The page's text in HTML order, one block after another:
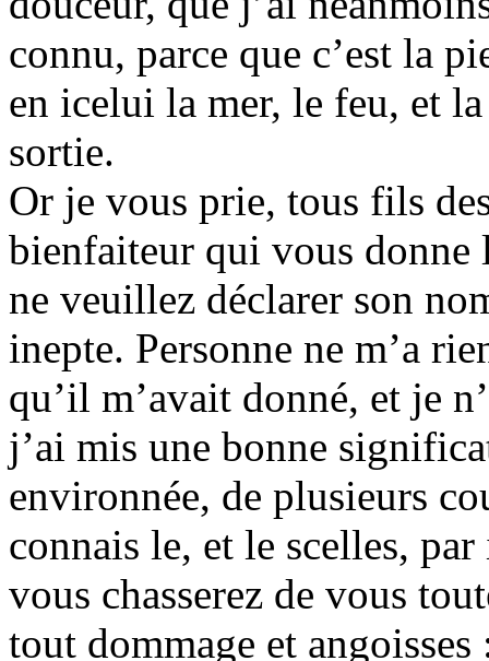
connu, parce que c’est la
en icelui la mer, le feu, et
sortie.
Or je vous prie, tous fils
bienfaiteur qui vous donne
ne veuillez déclarer son
inepte. Personne ne m’a
qu’il m’avait donné, et je
j’ai mis une bonne
environnée, de plusieurs
connais le, et le scelles,
vous chasserez de vous
tout dommage et